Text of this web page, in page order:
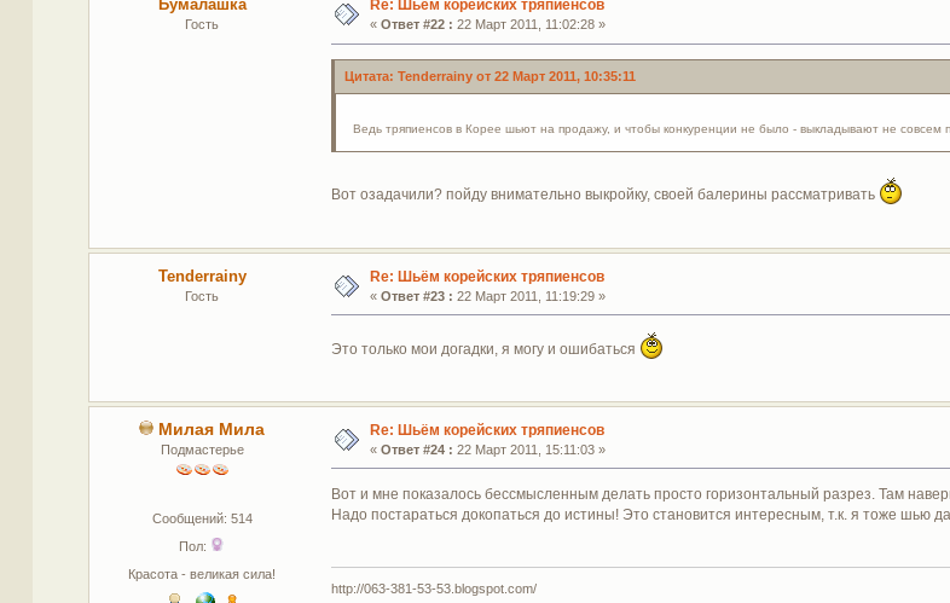
Бумалашка
Гость
Re: Шьём корейских тряпиенсов
« Ответ #22 : 22 Март 2011, 11:02:28 »
Цитата: Tenderrainy от 22 Март 2011, 10:35:11
Ведь тряпиенсов в Корее шьют на продажу, и чтобы конкуренции не было - выкладывают не совсем
Вот озадачили? пойду внимательно выкройку, своей балерины рассматривать
Tenderrainy
Гость
Re: Шьём корейских тряпиенсов
« Ответ #23 : 22 Март 2011, 11:19:29 »
Это только мои догадки, я могу и ошибаться
Милая Мила
Подмастерье
Сообщений: 514
Пол:
Красота - великая сила!
Re: Шьём корейских тряпиенсов
« Ответ #24 : 22 Март 2011, 15:11:03 »
Вот и мне показалось бессмысленным делать просто горизонтальный разрез. Там
Надо постараться докопаться до истины! Это становится интересным, т.к. я тоже шью
http://063-381-53-53.blogspot.com/